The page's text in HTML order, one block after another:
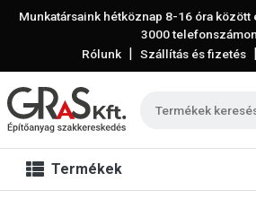
Munkatársaink hétköznap 8-16 óra között
3000
Rólunk | Szállítás és fizetés |
Termékek